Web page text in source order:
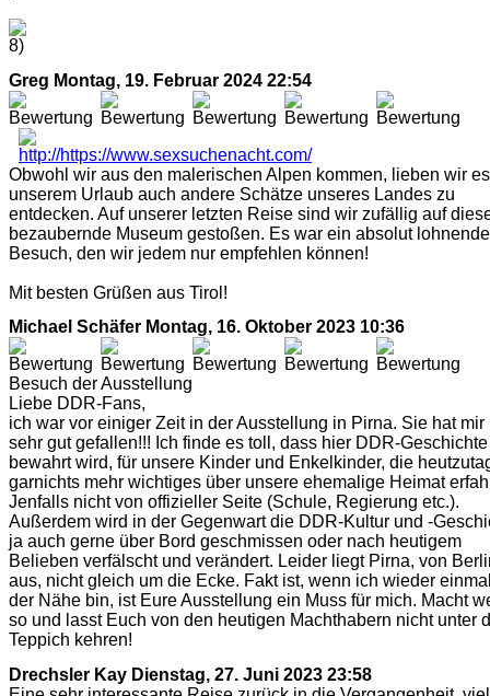
Greg Montag, 19. Februar 2024 22:54
Obwohl wir aus den malerischen Alpen kommen, lieben wir
unserem Urlaub auch andere Schätze unseres Landes zu
entdecken. Auf unserer letzten Reise sind wir zufällig auf
bezaubernde Museum gestoßen. Es war ein absolut
Besuch, den wir jedem nur empfehlen können!
Mit besten Grüßen aus Tirol!
Michael Schäfer Montag, 16. Oktober 2023 10:36
Besuch der Ausstellung
Liebe DDR-Fans,
ich war vor einiger Zeit in der Ausstellung in Pirna. Sie hat mir
sehr gut gefallen!!! Ich finde es toll, dass hier DDR-Geschichte
bewahrt wird, für unsere Kinder und Enkelkinder, die
garnichts mehr wichtiges über unsere ehemalige Heimat
Jenfalls nicht von offizieller Seite (Schule, Regierung etc.).
Außerdem wird in der Gegenwart die DDR-Kultur und -
ja auch gerne über Bord geschmissen oder nach heutigem
Belieben verfälscht und verändert. Leider liegt Pirna, von
aus, nicht gleich um die Ecke. Fakt ist, wenn ich wieder
der Nähe bin, ist Eure Ausstellung ein Muss für mich. Macht
so und lasst Euch von den heutigen Machthabern nicht unter
Teppich kehren!
Drechsler Kay Dienstag, 27. Juni 2023 23:58